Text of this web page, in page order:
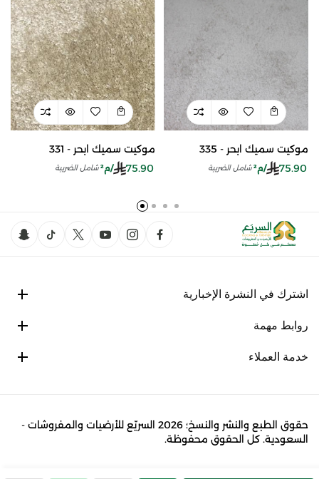
موكيت سميك ابحر - 331
75.90
/م² شامل الضريبة
موكيت سميك ابحر - 335
75.90
/م² شامل الضريبة
اشترك في النشرة الإخبارية
روابط مهمة
خدمة العملاء
حقوق الطبع والنشر والنسخ؛ 2026 السريّع للأرضيات والمفروشات -
السعودية. كل الحقوق محفوظة.